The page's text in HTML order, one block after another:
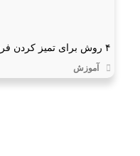
۴ روش برای تمیز کردن فرش (قسمت دوم)
آموزش